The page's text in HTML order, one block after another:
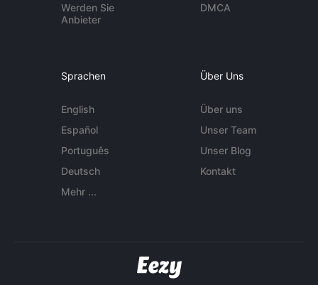
Werden Sie
Anbieter
DMCA
Sprachen
English
Español
Português
Deutsch
Mehr ...
Über Uns
Über uns
Unser Team
Unser Blog
Kontakt